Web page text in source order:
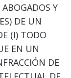
Y
DE UN
(I) TODO
EN UN
DE